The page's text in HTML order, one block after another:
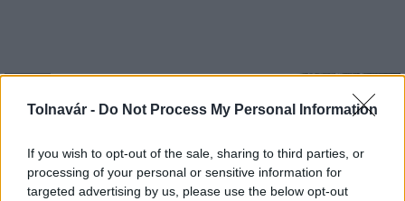
Tolnavár - Do Not Process My Personal Information
If you wish to opt-out of the sale, sharing to third parties, or
processing of your personal or sensitive information for
targeted advertising by us, please use the below opt-out